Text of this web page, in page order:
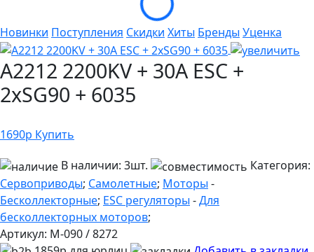
Loading...
Новинки Поступления Скидки Хиты Бренды Уценка
A2212 2200KV + 30A ESC +
2xSG90 + 6035
1690р Купить
В наличии: 3шт.
Категория:
Сервоприводы; Самолетные; Моторы -
Бесколлекторные; ESC регуляторы -Для
бесколлекторных моторов;
Артикул: M-090 / 8272